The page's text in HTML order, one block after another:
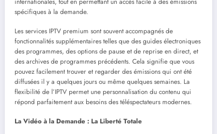
spécifiques à la demande.
Les services IPTV premium sont souvent accompagnés de
fonctionnalités supplémentaires telles que des guides électroniques
des programmes, des options de pause et de reprise en direct, et
des archives de programmes précédents. Cela signifie que vous
pouvez facilement trouver et regarder des émissions qui ont été
diffusées il y a quelques jours ou même quelques semaines. La
flexibilité de l’IPTV permet une personnalisation du contenu qui
répond parfaitement aux besoins des téléspectateurs modernes.
La Vidéo à la Demande : La Liberté Totale